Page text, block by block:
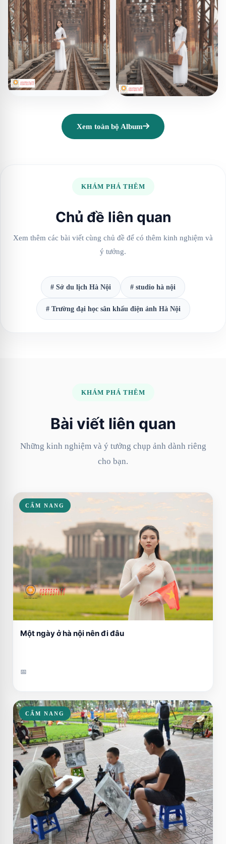
Xem toàn bộ Album
KHÁM PHÁ THÊM
Chủ đề liên quan
Xem thêm các bài viết cùng chủ đề để có thêm kinh nghiệm và
ý tưởng.
# Sở du lịch Hà Nội # studio hà nội
# Trường đại học sân khấu điện ảnh Hà Nội
KHÁM PHÁ THÊM
Bài viết liên quan
Những kinh nghiệm và ý tưởng chụp ảnh dành riêng
cho bạn.
CẨM NANG
Một ngày ở hà nội nên đi đâu
📅
CẨM NANG